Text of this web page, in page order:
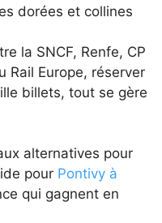
dorées et collines
la SNCF, Renfe, CP
Rail Europe, réserver
billets, tout se gère
alternatives pour
pour Pontivy à
qui gagnent en